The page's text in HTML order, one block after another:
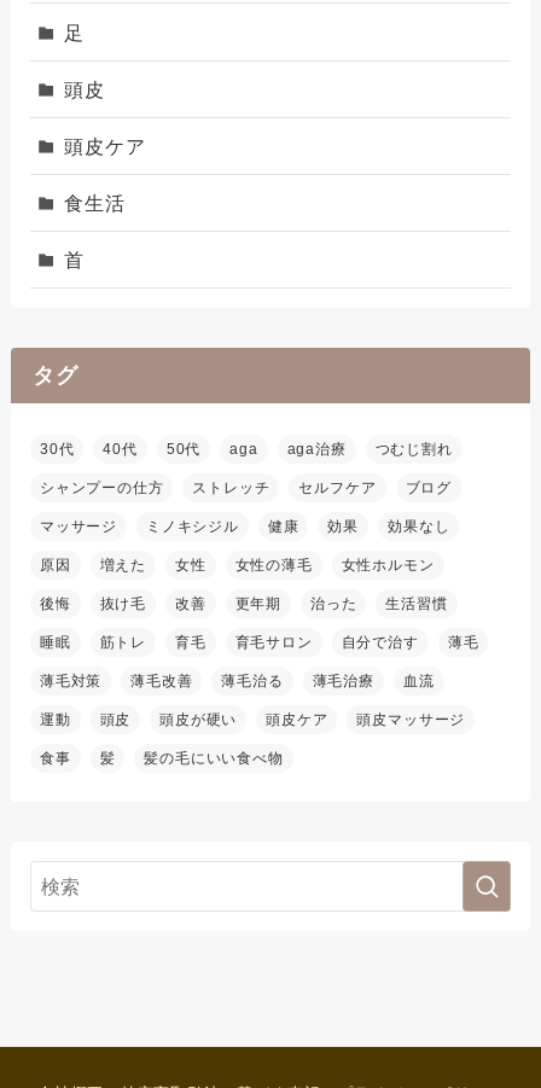
足
頭皮
頭皮ケア
食生活
首
タグ
30代 40代 50代 aga aga治療 つむじ割れ
シャンプーの仕方 ストレッチ セルフケア ブログ
マッサージ ミノキシジル 健康 効果 効果なし
原因 増えた 女性 女性の薄毛 女性ホルモン
後悔 抜け毛 改善 更年期 治った 生活習慣
睡眠 筋トレ 育毛 育毛サロン 自分で治す 薄毛
薄毛対策 薄毛改善 薄毛治る 薄毛治療 血流
運動 頭皮 頭皮が硬い 頭皮ケア 頭皮マッサージ
食事 髪 髪の毛にいい食べ物